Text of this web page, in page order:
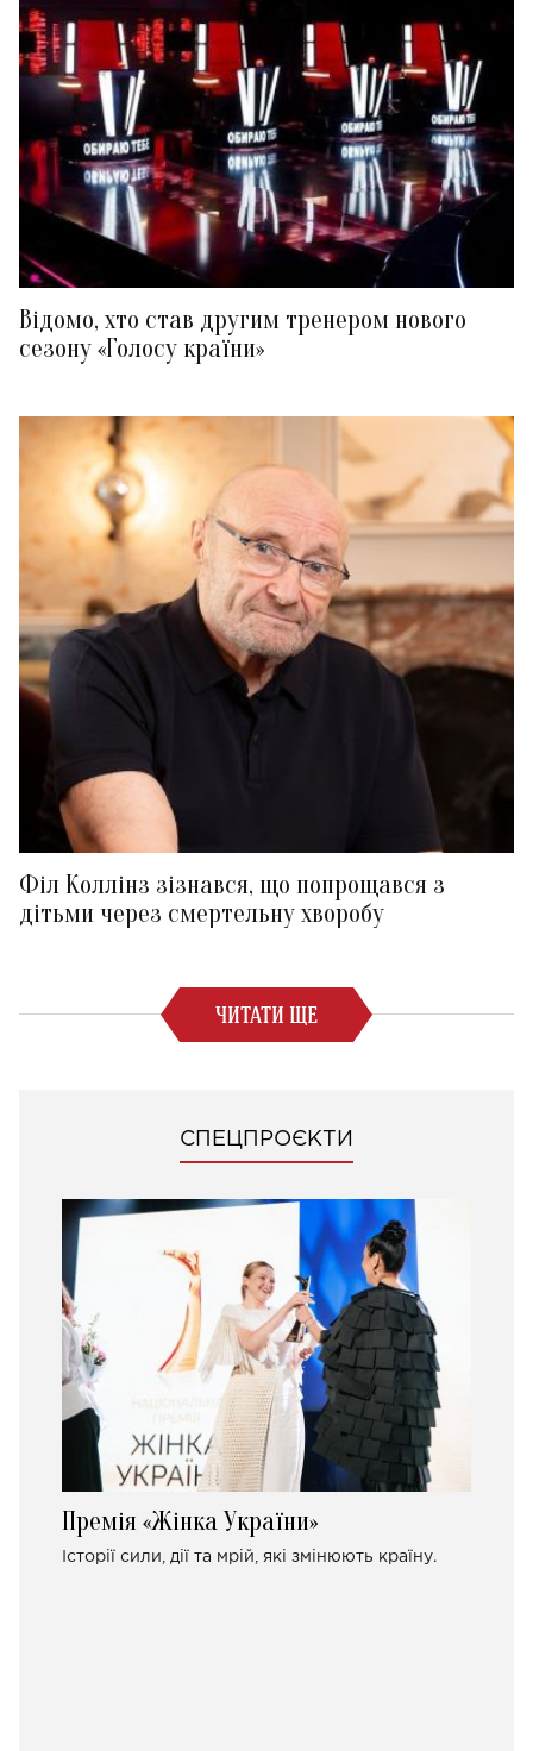
Відомо, хто став другим тренером нового
сезону «Голосу країни»
Філ Коллінз зізнався, що попрощався з
дітьми через смертельну хворобу
ЧИТАТИ ЩЕ
СПЕЦПРОЄКТИ
Премія «Жінка України»
Історії сили, дії та мрій, які змінюють країну.